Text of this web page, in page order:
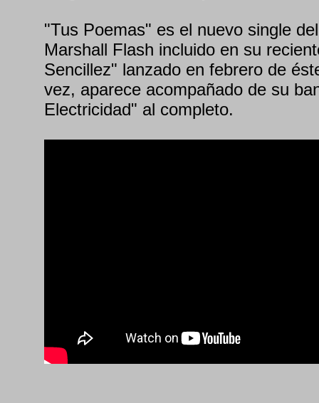
"Tus Poemas" es el nuevo single
Marshall Flash incluido en su
Sencillez" lanzado en febrero de
vez, aparece acompañado de su
Electricidad" al completo.